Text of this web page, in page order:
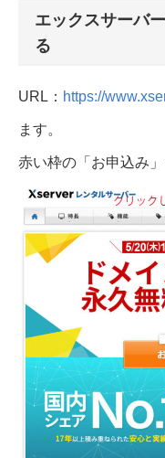
エックスサーバ
る
URL： https://
ます。
赤い枠の「お申込み